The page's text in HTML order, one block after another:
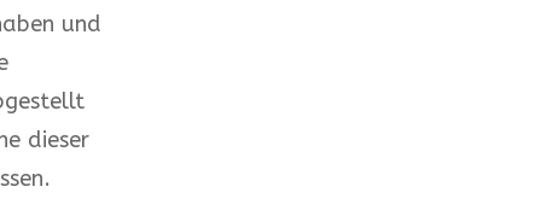
und
dieser